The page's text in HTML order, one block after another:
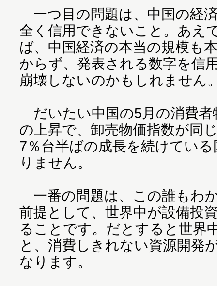
一つ目の問題は、中国の経
全く信用できないこと。あえ
ば、中国経済の本当の規模も
からず、発表される数字を信
崩壊しないのかもしれません
だいたい中国の5月の消費者
の上昇で、卸売物価指数が同
7％台半ばの成長を続けてい
りません。
一番の問題は、この誰もわ
前提として、世界中が設備投
ることです。だとすると世界
と、消費しきれない資源開発
なります。